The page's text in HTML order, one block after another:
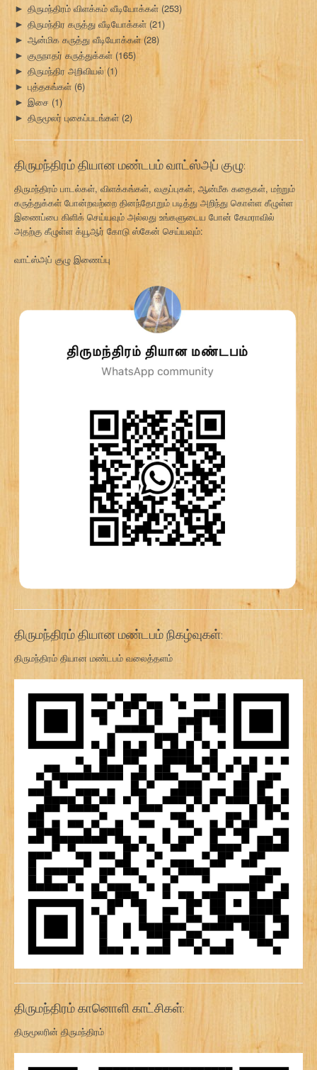
► திருமந்திரம் விளக்கம் வீடியோக்கள் (253)
► திருமந்திர கருத்து வீடியோக்கள் (21)
► ஆன்மிக கருத்து வீடியோக்கள்(28)
► குருநாதர் கருத்துக்கள் (165)
► திருமந்திர அறிவியல் (1)
► புத்தகங்கள் (6)
► இசை (1)
► திருமூலர் புகைப்படங்கள் (2)
திருமந்திரம் தியான மண்டபம் வாட்ஸ்அப் குழு:
திருமந்திரம் பாடல்கள், விளக்கங்கள், வகுப்புகள், ஆன்மீக கதைகள், மற்றும்
கருத்துக்கள் போன்றவற்றை தினந்தோறும் படித்து அறிந்து கொள்ள கீழுள்ள
இணைப்பை கிளிக் செய்யவும் அல்லது உங்களுடைய போன் கேமராவில்
அதற்கு கீழுள்ள க்யூஆர் கோடு ஸ்கேன் செய்யவும்:
வாட்ஸ்அப் குழு இணைப்பு
திருமந்திரம் தியான மண்டபம் நிகழ்வுகள்:
திருமந்திரம் தியான மண்டபம் வலைத்தளம்
திருமந்திரம் கானொளி காட்சிகள்:
திருமூலரின் திருமந்திரம்